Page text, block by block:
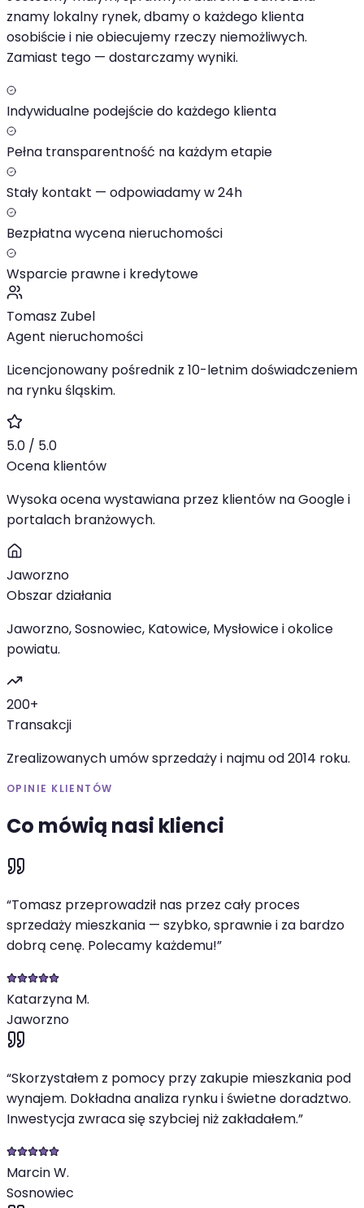
znamy lokalny rynek, dbamy o każdego klienta
osobiście i nie obiecujemy rzeczy niemożliwych.
Zamiast tego — dostarczamy wyniki.
Indywidualne podejście do każdego klienta
Pełna transparentność na każdym etapie
Stały kontakt — odpowiadamy w 24h
Bezpłatna wycena nieruchomości
Wsparcie prawne i kredytowe
Tomasz Zubel
Agent nieruchomości
Licencjonowany pośrednik z 10-letnim doświadczeniem
na rynku śląskim.
5.0 / 5.0
Ocena klientów
Wysoka ocena wystawiana przez klientów na Google i
portalach branżowych.
Jaworzno
Obszar działania
Jaworzno, Sosnowiec, Katowice, Mysłowice i okolice
powiatu.
200+
Transakcji
Zrealizowanych umów sprzedaży i najmu od 2014 roku.
OPINIE KLIENTÓW
Co mówią nasi klienci
“Tomasz przeprowadził nas przez cały proces
sprzedaży mieszkania — szybko, sprawnie i za bardzo
dobrą cenę. Polecamy każdemu!”
Katarzyna M.
Jaworzno
“Skorzystałem z pomocy przy zakupie mieszkania pod
wynajem. Dokładna analiza rynku i świetne doradztwo.
Inwestycja zwraca się szybciej niż zakładałem.”
Marcin W.
Sosnowiec